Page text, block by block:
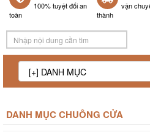
100% tuyệt đối an
toàn
vận
thành
DANH MỤC CHUÔNG CỬA